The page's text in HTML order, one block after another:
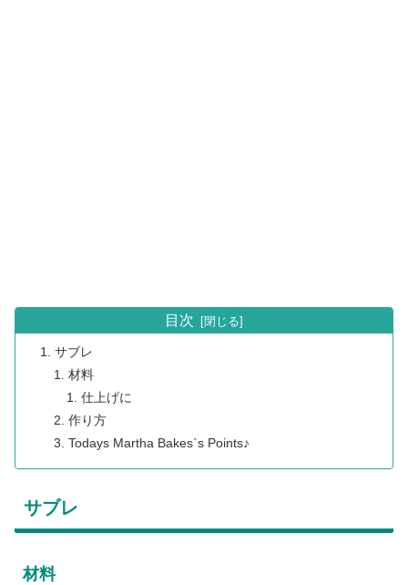
目次
サブレ
材料
仕上げに
作り方
Todays Martha Bakes`s Points♪
サブレ
材料